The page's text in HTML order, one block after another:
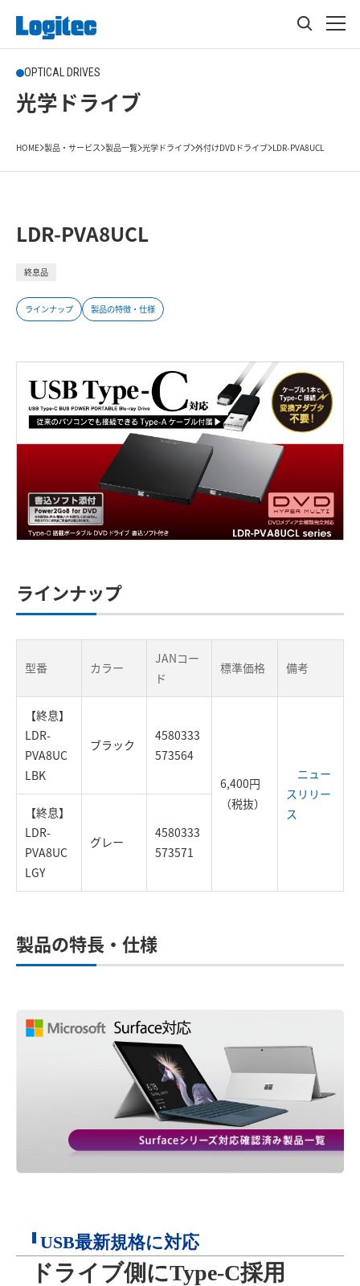
OPTICAL DRIVES
光学ドライブ
HOME 製品・サービス 製品一覧 光学ドライブ 外付けDVDドライブ LDR-PVA8UCL
LDR-PVA8UCL
終息品
ラインナップ 製品の特徴・仕様
ラインナップ
型番 カラー
JANコー
ド
標準価格 備考
【終息】
LDR-
PVA8UC
LBK
ブラック
4580333
573564
6,400円
（税抜）
ニュー
スリリー
ス
【終息】
LDR-
PVA8UC
LGY
グレー
4580333
573571
製品の特長・仕様
USB最新規格に対応
ドライブ側にType-C採用